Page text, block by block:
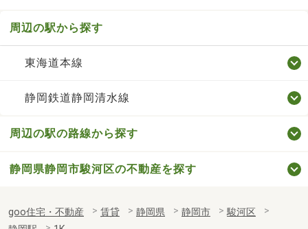
周辺の駅から探す
東海道本線
静岡鉄道静岡清水線
周辺の駅の路線から探す
静岡県静岡市駿河区の不動産を探す
goo住宅・不動産 賃貸 静岡県 静岡市
駿河区